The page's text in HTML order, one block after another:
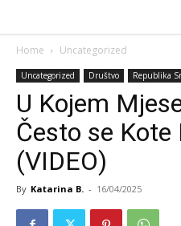
Home Uncategorized
Uncategorized Društvo Republika
U Kojem
Često se Kote
(VIDEO)
By Katarina B. - 16/04/2025